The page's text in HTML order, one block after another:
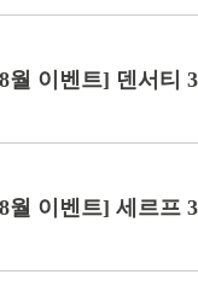
월 이벤트] 덴서티
월 이벤트] 세르프